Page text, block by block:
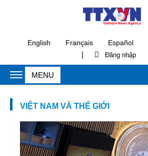
English Français Español
|
VIỆT NAM VÀ THẾ GIỚI